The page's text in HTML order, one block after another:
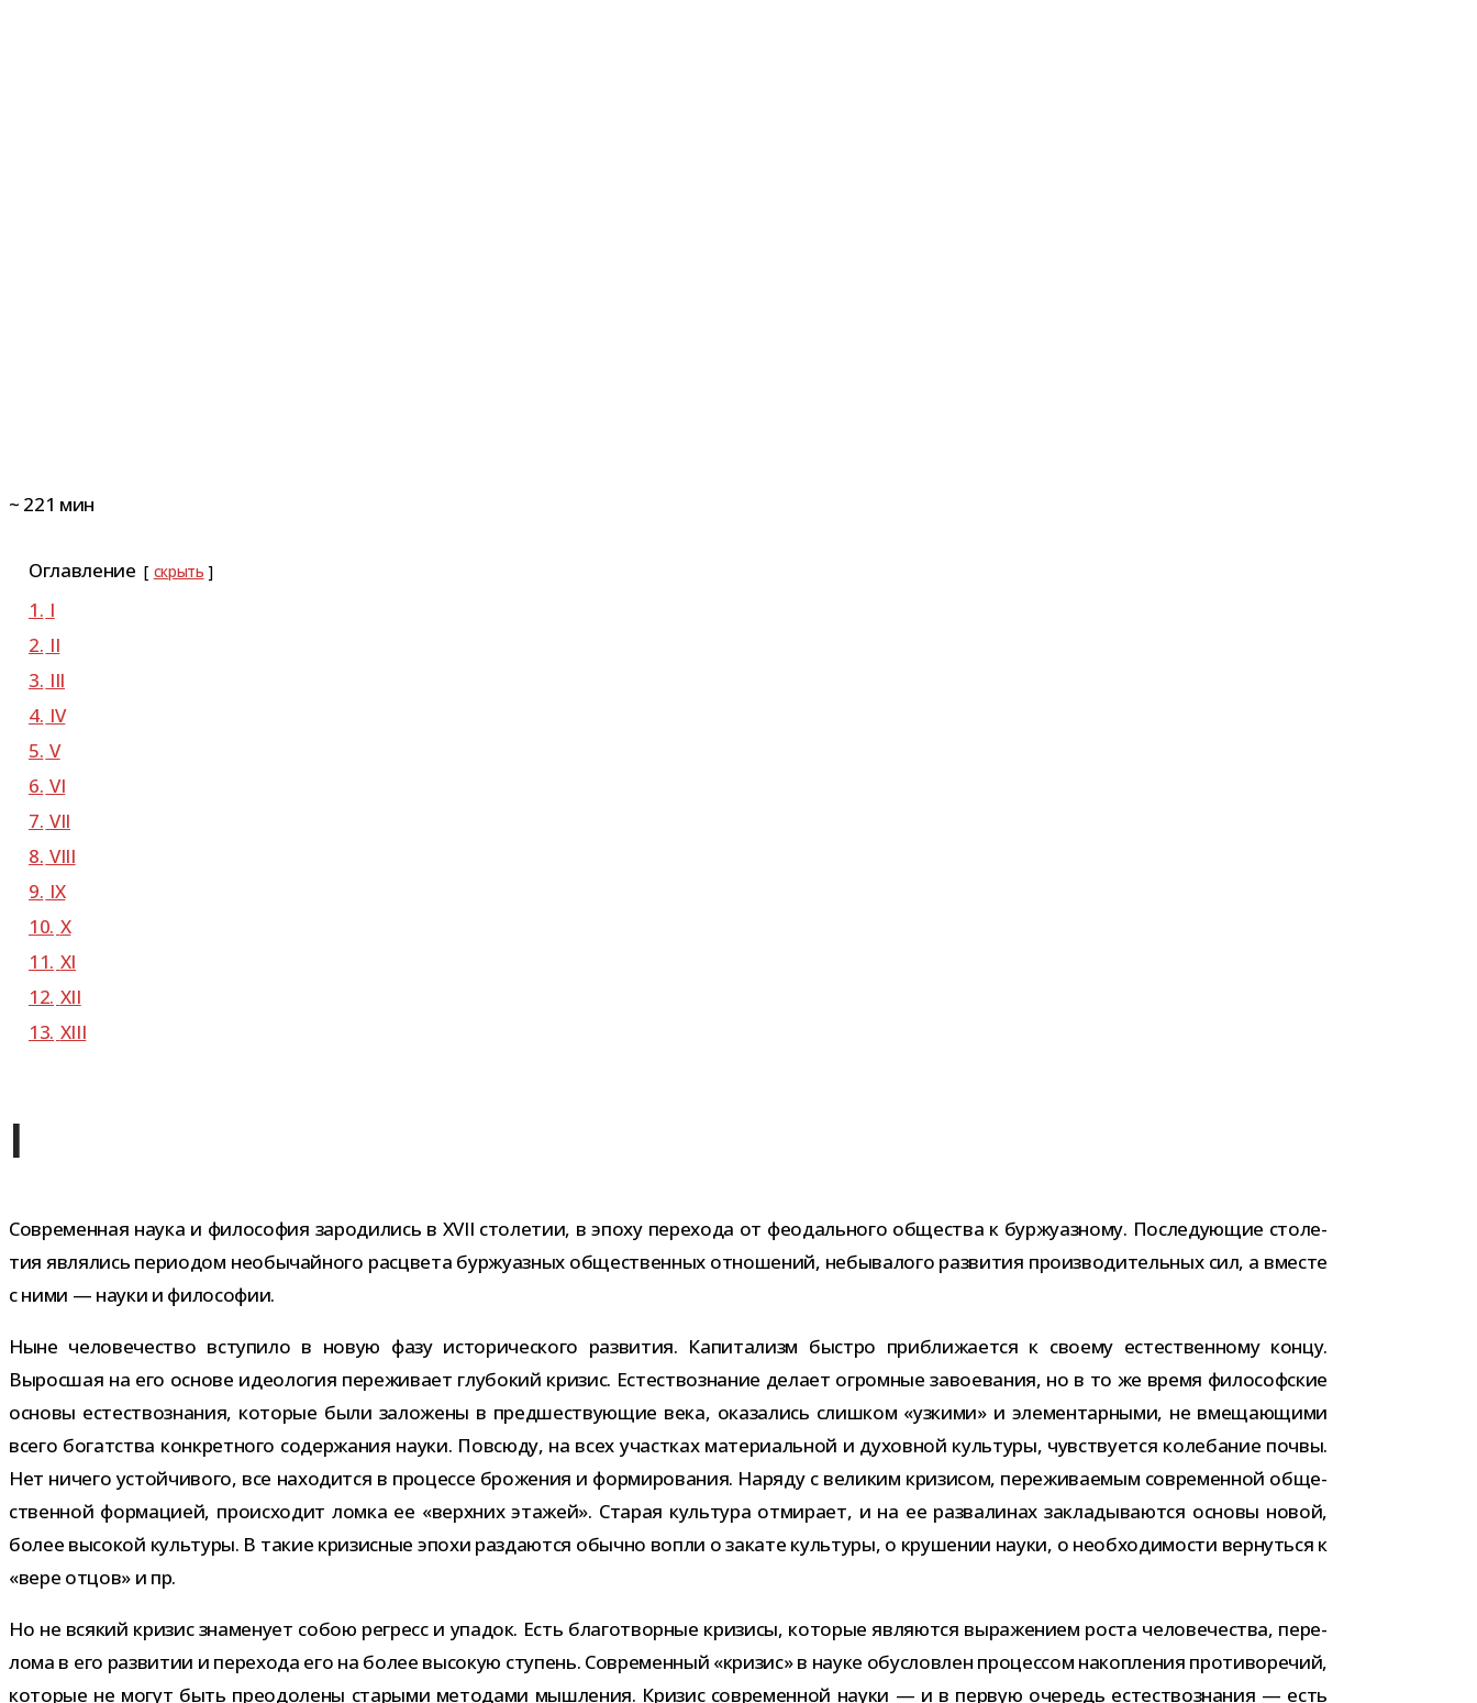
~ 221 мин
Оглавление скрыть
1. I
2. II
3. III
4. IV
5. V
6. VI
7. VII
8. VIII
9. IX
10. X
11. XI
12. XII
13. XIII
I
Современная наука и фило­со­фия заро­ди­лись в XVII сто­ле­тии, в эпоху пере­хода от фео­даль­ного обще­ства к бур­жу­аз­ному. Последующие сто­ле­
тия явля­лись пери­о­дом необы­чай­ного рас­цвета бур­жу­аз­ных обще­ствен­ных отно­ше­ний, небы­ва­лого раз­ви­тия про­из­во­ди­тель­ных сил, а вме­сте
с ними — науки и философии.
Ныне чело­ве­че­ство всту­пило в новую фазу исто­ри­че­ского раз­ви­тия. Капитализм быстро при­бли­жа­ется к сво­ему есте­ствен­ному концу.
Выросшая на его основе идео­ло­гия пере­жи­вает глу­бо­кий кри­зис. Естествознание делает огром­ные заво­е­ва­ния, но в то же время фило­соф­ские
основы есте­ство­зна­ния, кото­рые были зало­жены в пред­ше­ству­ю­щие века, ока­за­лись слиш­ком «узкими» и эле­мен­тар­ными, не вме­ща­ю­щими
всего богат­ства кон­крет­ного содер­жа­ния науки. Повсюду, на всех участ­ках мате­ри­аль­ной и духов­ной куль­туры, чув­ству­ется коле­ба­ние почвы.
Нет ничего устой­чи­вого, все нахо­дится в про­цессе бро­же­ния и фор­ми­ро­ва­ния. Наряду с вели­ким кри­зи­сом, пере­жи­ва­е­мым совре­мен­ной обще­
ствен­ной фор­ма­цией, про­ис­хо­дит ломка ее «верх­них эта­жей». Старая куль­тура отми­рает, и на ее раз­ва­ли­нах закла­ды­ва­ются основы новой,
более высо­кой куль­туры. В такие кри­зис­ные эпохи раз­да­ются обычно вопли о закате куль­туры, о кру­ше­нии науки, о необ­хо­ди­мо­сти вер­нуться к
«вере отцов» и пр.
Но не вся­кий кри­зис зна­ме­нует собою регресс и упа­док. Есть бла­го­твор­ные кри­зисы, кото­рые явля­ются выра­же­нием роста чело­ве­че­ства, пере­
лома в его раз­ви­тии и пере­хода его на более высо­кую сту­пень. Современный «кри­зис» в науке обу­слов­лен про­цес­сом накоп­ле­ния про­ти­во­ре­чий,
кото­рые не могут быть пре­одо­лены ста­рыми мето­дами мыш­ле­ния. Кризис совре­мен­ной науки — и в первую оче­редь есте­ство­зна­ния — есть